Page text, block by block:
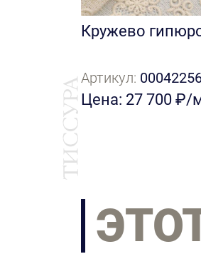
Кружево
Артикул:
Цена: 27 700 ₽/